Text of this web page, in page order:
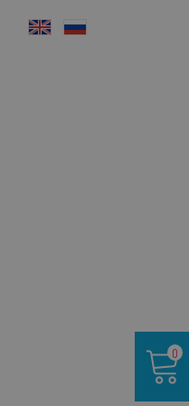
LANGUAGE
0